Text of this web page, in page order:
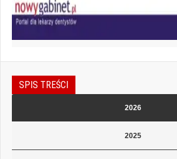
SPIS TREŚCI
2026
2025